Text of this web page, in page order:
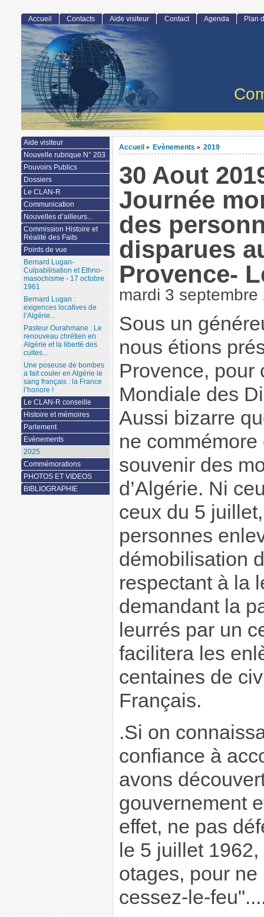
Accueil > Evènements > 2019
30 Aout
Journée
des
disparues
Provence-
mardi 3 septembre
Sous un
nous étions
Provence, pour
Mondiale des
Aussi bizarre
ne
souvenir des
d’Algérie. Ni
ceux du 5
personnes
démobilisation
respectant à la
demandant la
leurrés par un
facilitera les
centaines de
Français.
.Si on
confiance à
avons
gouvernement
effet, ne pas
le 5 juillet
otages, pour
cessez-le-
Accueil Contacts Aide visiteur Contact Agenda Plan
Aide visiteur
Nouvelle rubrique N° 203
Pouvoirs Publics
Dossiers
Le CLAN-R
Communication
Nouvelles d’ailleurs...
Commission Histoire et
Réalité des Faits
Points de vue
Bernard Lugan-
Culpabilisation et Ethno-
masochisme - 17 octobre
1961
Bernard Lugan :
exigences locatives de
l’Algérie...
Pasteur Ourahmane : Le
renouveau chrétien en
Algérie et la liberté des
cultes...
Une poseuse de bombes
a fait couler en Algérie le
sang français : la France
l’honore !
Le CLAN-R conseille
Histoire et mémoires
Parlement
Evènements
2025
Commémorations
PHOTOS ET VIDEOS
BIBLIOGRAPHIE